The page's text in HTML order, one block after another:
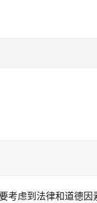
考虑到法律和道德因